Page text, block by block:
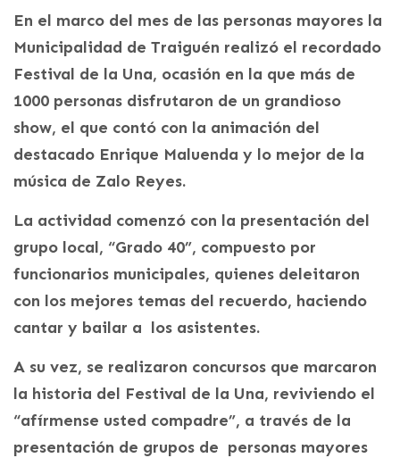
En el marco del mes de las personas mayores la
Municipalidad de Traiguén realizó el recordado
Festival de la Una, ocasión en la que más de
1000 personas disfrutaron de un grandioso
show, el que contó con la animación del
destacado Enrique Maluenda y lo mejor de la
música de Zalo Reyes.
La actividad comenzó con la presentación del
grupo local, “Grado 40”, compuesto por
funcionarios municipales, quienes deleitaron
con los mejores temas del recuerdo, haciendo
cantar y bailar a los asistentes.
A su vez, se realizaron concursos que marcaron
la historia del Festival de la Una, reviviendo el
“afírmense usted compadre”, a través de la
presentación de grupos de personas mayores